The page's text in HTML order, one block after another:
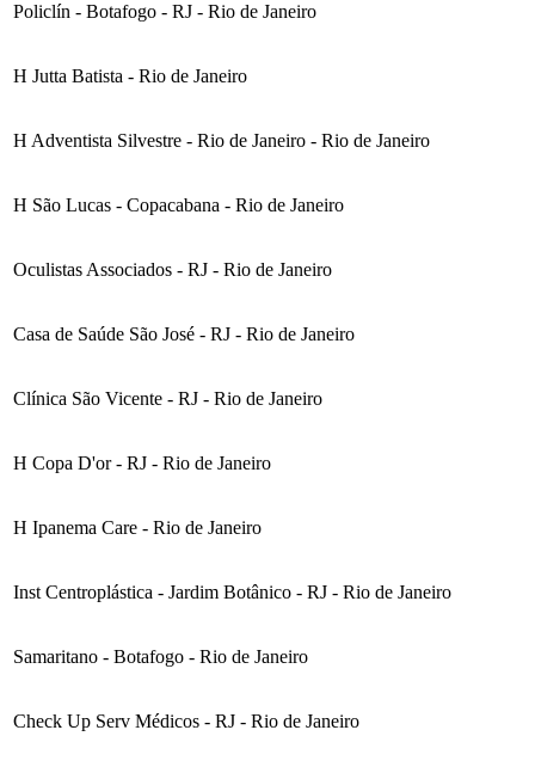
Policlín - Botafogo - RJ - Rio de Janeiro
H Jutta Batista - Rio de Janeiro
H Adventista Silvestre - Rio de Janeiro - Rio de Janeiro
H São Lucas - Copacabana - Rio de Janeiro
Oculistas Associados - RJ - Rio de Janeiro
Casa de Saúde São José - RJ - Rio de Janeiro
Clínica São Vicente - RJ - Rio de Janeiro
H Copa D'or - RJ - Rio de Janeiro
H Ipanema Care - Rio de Janeiro
Inst Centroplástica - Jardim Botânico - RJ - Rio de Janeiro
Samaritano - Botafogo - Rio de Janeiro
Check Up Serv Médicos - RJ - Rio de Janeiro